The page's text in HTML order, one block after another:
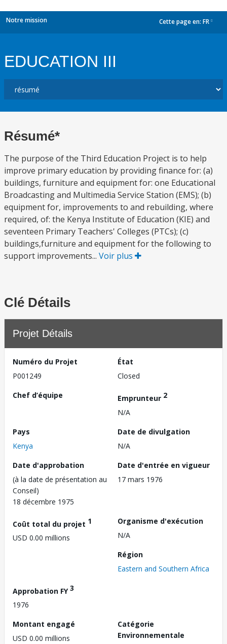
Notre mission Cette page en: FR
EDUCATION III
Résumé*
The purpose of the Third Education Project is to help
improve primary education by providing finance for: (a)
buildings, furniture and equipment for: one Educational
Broadcasting and Multimedia Service Station (EMS); (b)
equipment for, improvements to and rebuilding, where
required, of: the Kenya Institute of Education (KIE) and
seventeen Primary Teachers' Colleges (PTCs); (c)
buildings,furniture and equipment for the following to
support improvements... Voir plus
Clé Détails
Projet Détails
Numéro du Projet
P001249
État
Closed
Chef d’équipe
Emprunteur 2
N/A
Pays
Kenya
Date de divulgation
N/A
Date d'approbation
(à la date de présentation au
Conseil)
18 décembre 1975
Date d'entrée en vigueur
17 mars 1976
Coût total du projet 1
USD 0.00 millions
Organisme d'exécution
N/A
Région
Eastern and Southern Africa
Approbation FY3
1976
Montant engagé
USD 0.00 millions
Catégorie
Environnementale